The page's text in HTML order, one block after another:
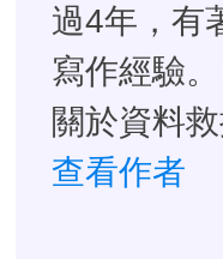
過4年，有
寫作經驗
關於資料
理或備份還
查看作者